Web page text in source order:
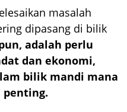
masalah
dipasang di bilik
adalah perlu
dan ekonomi,
bilik mandi mana
penting.